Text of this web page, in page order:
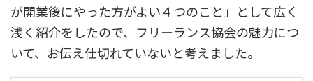
が開業後にやった方がよい４つのこと」として広く
浅く紹介をしたので、フリーランス協会の魅力につ
いて、お伝え仕切れていないと考えました。